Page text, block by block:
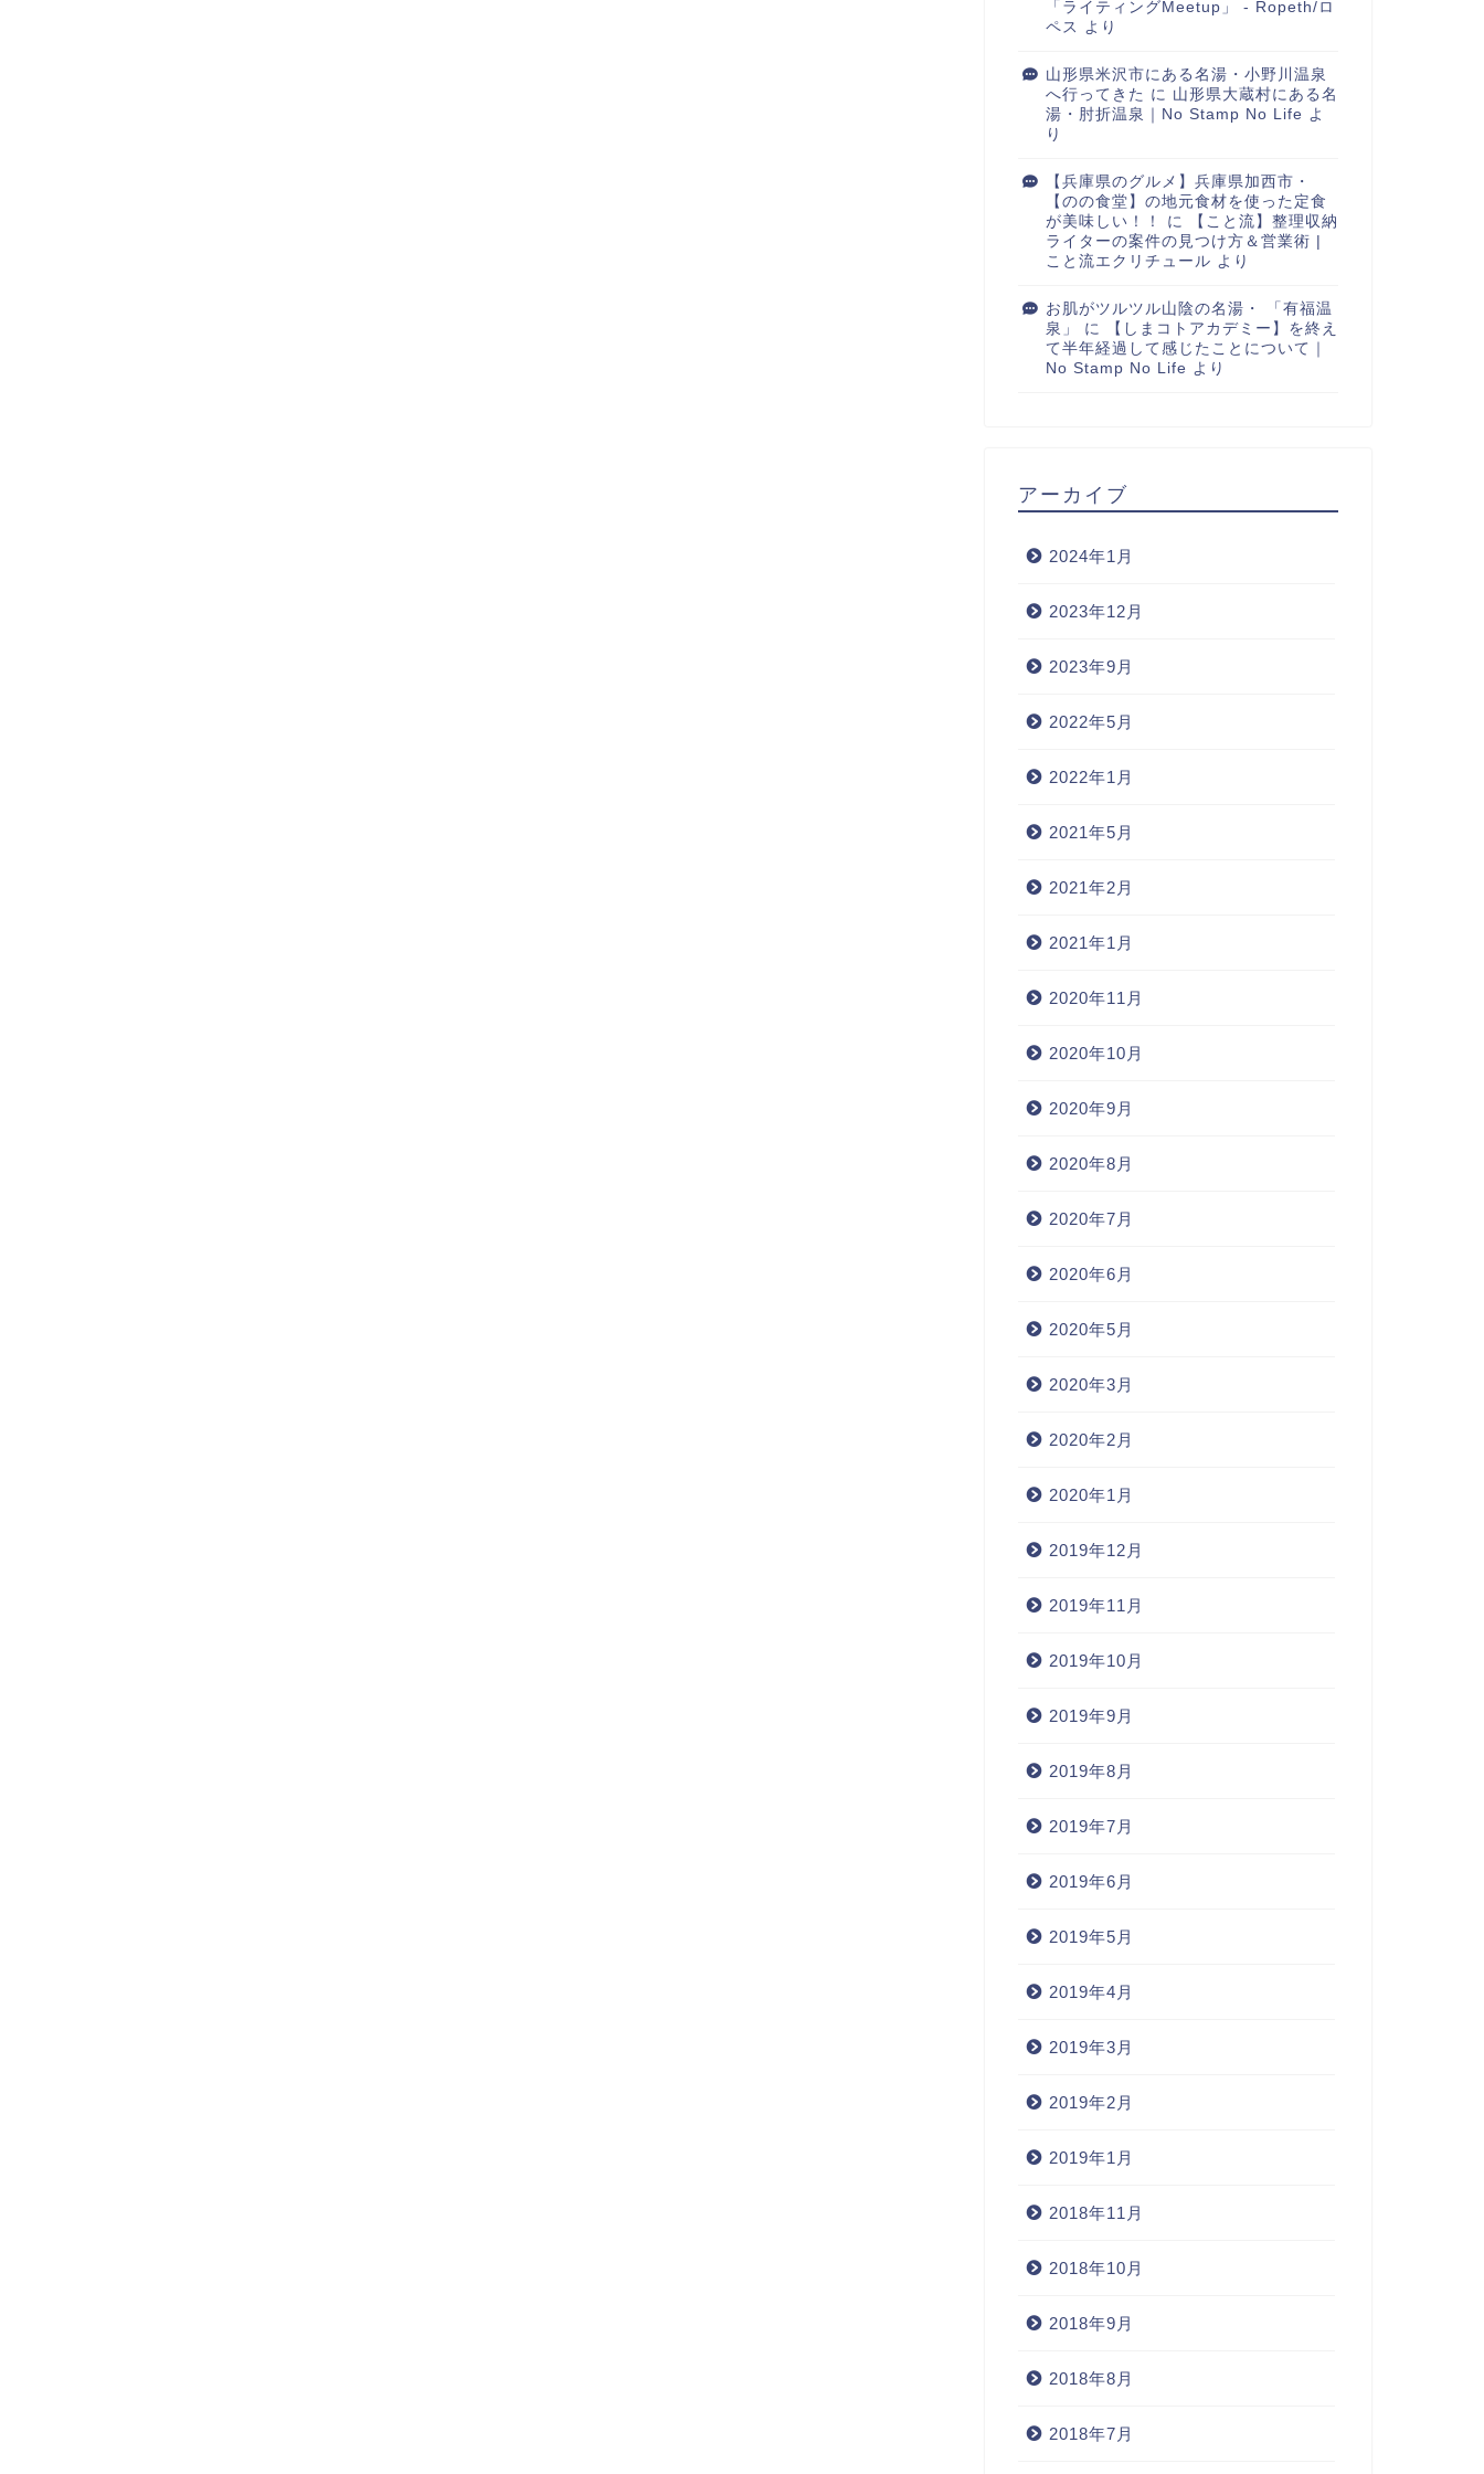
「ライティングMeetup」 - Ropeth/ロ
ペス より
山形県米沢市にある名湯・小野川温泉
へ行ってきた に 山形県大蔵村にある名
湯・肘折温泉｜No Stamp No Life よ
り
【兵庫県のグルメ】兵庫県加西市・
【のの食堂】の地元食材を使った定食
が美味しい！！
に
【こと流】整理収納
ライターの案件の見つけ方＆営業術 |
こと流エクリチュール より
お肌がツルツル山陰の名湯・ 「有福温
泉」
に
【しまコトアカデミー】を終え
て半年経過して感じたことについて｜
No Stamp No Life より
アーカイブ
2024年1月
2023年12月
2023年9月
2022年5月
2022年1月
2021年5月
2021年2月
2021年1月
2020年11月
2020年10月
2020年9月
2020年8月
2020年7月
2020年6月
2020年5月
2020年3月
2020年2月
2020年1月
2019年12月
2019年11月
2019年10月
2019年9月
2019年8月
2019年7月
2019年6月
2019年5月
2019年4月
2019年3月
2019年2月
2019年1月
2018年11月
2018年10月
2018年9月
2018年8月
2018年7月